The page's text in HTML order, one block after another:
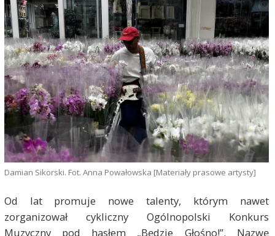
Damian Sikorski. Fot. Anna Powałowska [Materiały prasowe artysty]
Od lat promuje nowe talenty, którym nawet
zorganizował cykliczny Ogólnopolski Konkurs
Muzyczny pod hasłem „Będzie Głośno!”. Nazwę